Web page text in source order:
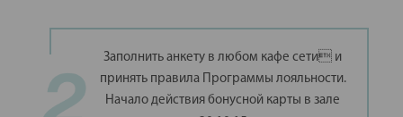
Заполнить анкету в любом кафе сети и
принять правила Программы лояльности.
Начало действия бонусной карты в зале